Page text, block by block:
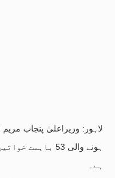
لاہور: وزیراعلیٰ پنجاب
ہونے والی 53
ہے۔